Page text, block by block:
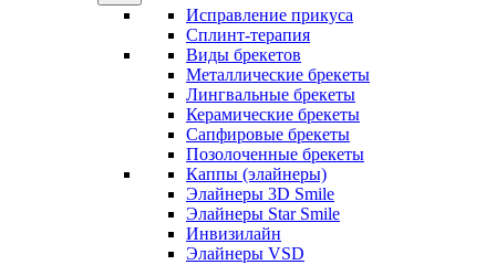
Исправление прикуса
Сплинт-терапия
Виды брекетов
Металлические брекеты
Лингвальные брекеты
Керамические брекеты
Сапфировые брекеты
Позолоченные брекеты
Каппы (элайнеры)
Элайнеры 3D Smile
Элайнеры Star Smile
Инвизилайн
Элайнеры VSD